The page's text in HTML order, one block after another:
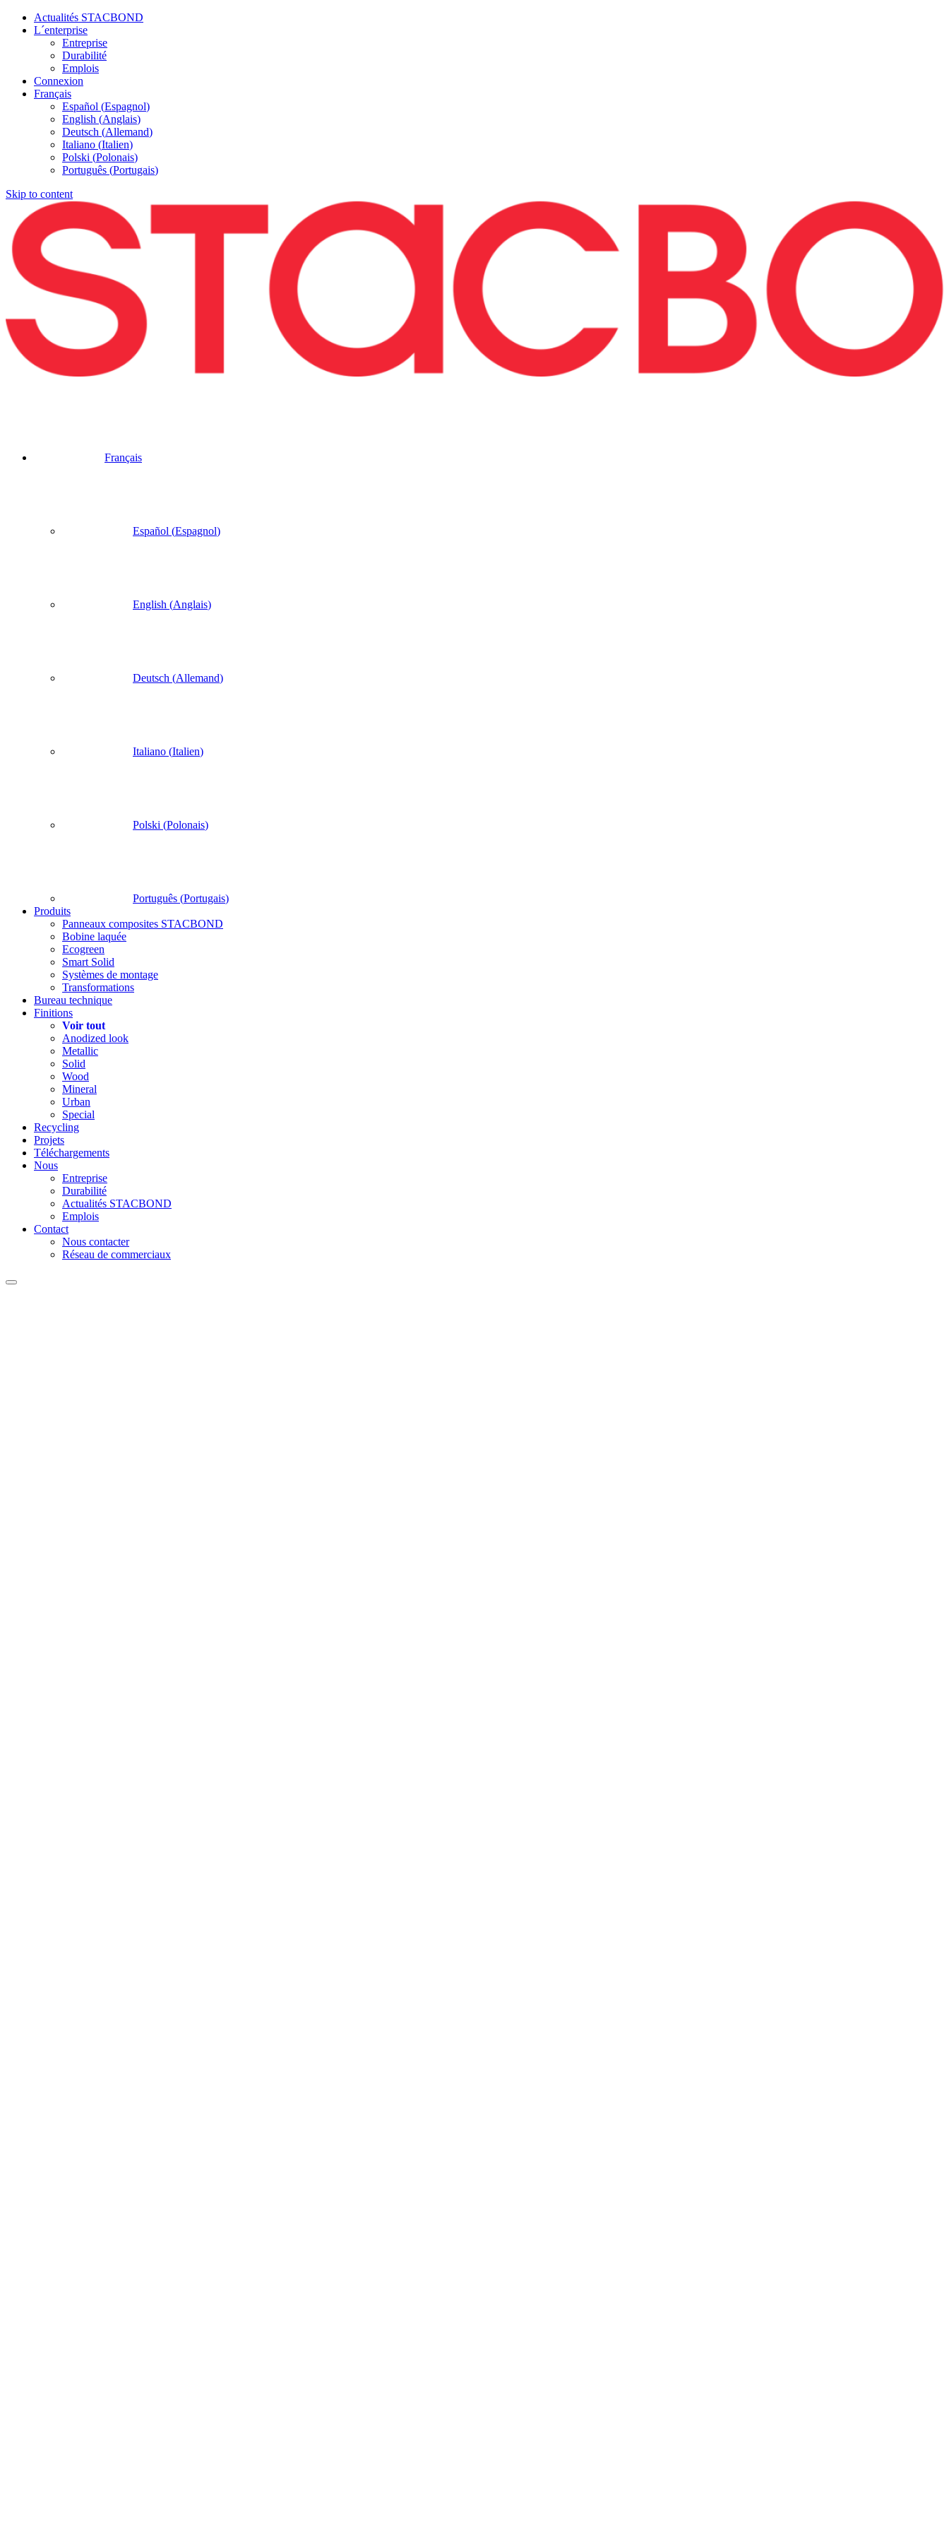
Actualités STACBOND
L´enterprise
Entreprise
Durabilité
Emplois
Connexion
Français
Español (Espagnol)
English (Anglais)
Deutsch (Allemand)
Italiano (Italien)
Polski (Polonais)
Português (Portugais)
Skip to content
Français
Español (Espagnol)
English (Anglais)
Deutsch (Allemand)
Italiano (Italien)
Polski (Polonais)
Português (Portugais)
Produits
Panneaux composites STACBOND
Bobine laquée
Ecogreen
Smart Solid
Systèmes de montage
Transformations
Bureau technique
Finitions
Voir tout
Anodized look
Metallic
Solid
Wood
Mineral
Urban
Special
Recycling
Projets
Téléchargements
Nous
Entreprise
Durabilité
Actualités STACBOND
Emplois
Contact
Nous contacter
Réseau de commerciaux